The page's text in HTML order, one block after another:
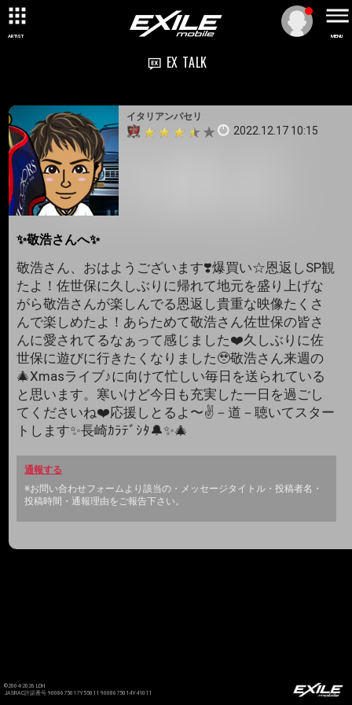
ARTIST MENU
EX TALK
イタリアンパセリ
2022.12.17 10:15
✨敬浩さんへ✨
敬浩さん、おはようございます❣️爆買い☆恩返しSP観
たよ！佐世保に久しぶりに帰れて地元を盛り上げな
がら敬浩さんが楽しんでる恩返し貴重な映像たくさ
んで楽しめたよ！あらためて敬浩さん佐世保の皆さ
んに愛されてるなぁって感じました❤️久しぶりに佐
世保に遊びに行きたくなりました🥹敬浩さん来週の
🎄Xmasライブ♪に向けて忙しい毎日を送られている
と思います。寒いけど今日も充実した一日を過ごし
てくださいね❤️応援しとるよ〜✌️－道－聴いてスター
トします✨長崎ｶﾗﾃﾞｼﾀ🔔✨🎄
通報する
※お問い合わせフォームより該当の・メッセージタイトル・投稿者名・
投稿時間・通報理由をご報告下さい。
©2004-2026 LDH
JASRAC許諾番号 9008675017Y55011 9008675014Y41011